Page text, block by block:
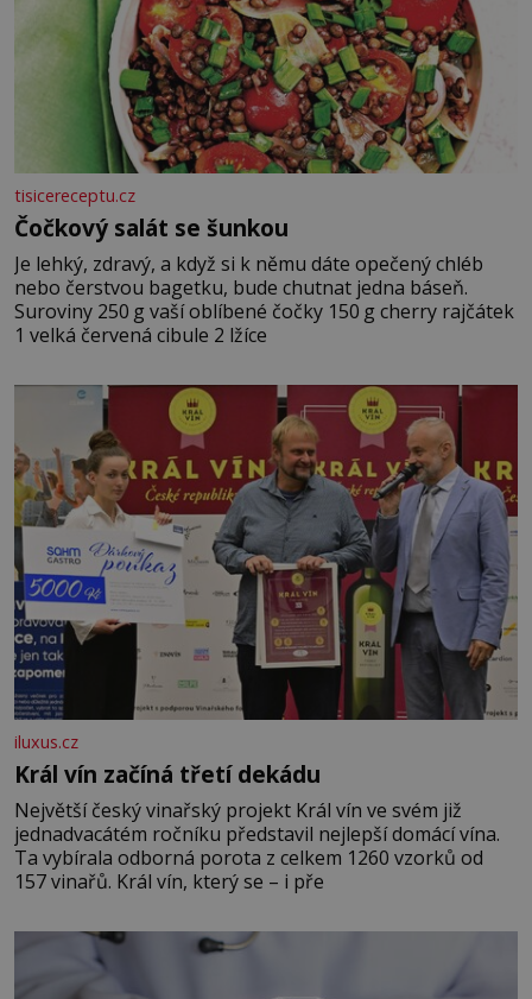
tisicereceptu.cz
Čočkový salát se šunkou
Je lehký, zdravý, a když si k němu dáte opečený chléb
nebo čerstvou bagetku, bude chutnat jedna báseň.
Suroviny 250 g vaší oblíbené čočky 150 g cherry rajčátek
1 velká červená cibule 2 lžíce
iluxus.cz
Král vín začíná třetí dekádu
Největší český vinařský projekt Král vín ve svém již
jednadvacátém ročníku představil nejlepší domácí vína.
Ta vybírala odborná porota z celkem 1260 vzorků od
157 vinařů. Král vín, který se – i pře